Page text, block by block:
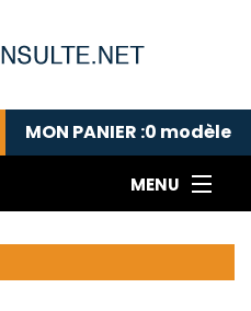
MON PANIER :0 modèle
MENU
du droit public---
Droit pénal---